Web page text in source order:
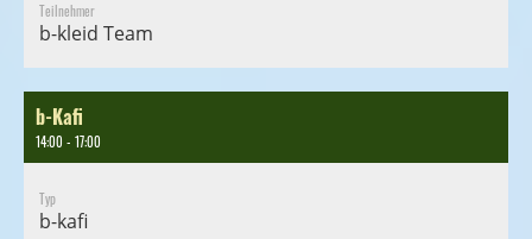
Teilnehmer
b-kleid Team
b-Kafi
14:00 - 17:00
Typ
b-kafi